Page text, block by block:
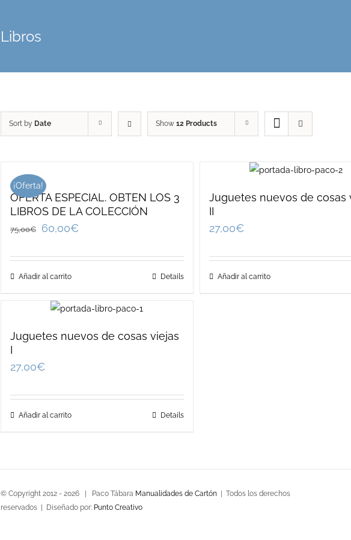
Libros
Sort by Date Show 12 Products
¡Oferta!
OFERTA ESPECIAL. OBTEN LOS 3
LIBROS DE LA COLECCIÓN
75,00€ 60,00€
Añadir al carrito Details
Juguetes nuevos de cosas
II
27,00€
Añadir al carrito
Juguetes nuevos de cosas viejas
I
27,00€
Añadir al carrito Details
© Copyright 2012 - 2026 | Paco Tábara Manualidades de Cartón | Todos los derechos
reservados | Diseñado por: Punto Creativo